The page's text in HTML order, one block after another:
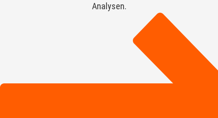
Analysen.